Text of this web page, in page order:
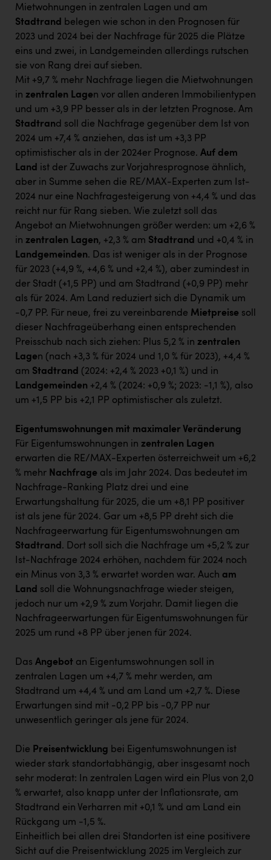
Mietwohnungen in zentralen Lagen und am
Stadtrand
belegen wie schon in den Prognosen für
2023 und 2024 bei der Nachfrage für 2025 die Plätze
eins und zwei, in Landgemeinden allerdings rutschen
sie von Rang drei auf sieben.
Mit +9,7 % mehr Nachfrage liegen die Mietwohnungen
in zentralen Lagen vor allen anderen Immobilientypen
und um +3,9 PP besser als in der letzten Prognose. Am
Stadtrand soll die Nachfrage gegenüber dem Ist von
2024 um +7,4 % anziehen, das ist um +3,3 PP
optimistischer als in der 2024er Prognose. Auf dem
Land ist der Zuwachs zur Vorjahresprognose ähnlich,
aber in Summe sehen die RE/MAX-Experten zum Ist-
2024 nur eine Nachfragesteigerung von +4,4 % und das
reicht nur für Rang sieben. Wie zuletzt soll das
Angebot an Mietwohnungen größer werden: um +2,6 %
in zentralen Lagen, +2,3 % am Stadtrand und +0,4 % in
Landgemeinden. Das ist weniger als in der Prognose
für 2023 (+4,9 %, +4,6 % und +2,4 %), aber zumindest in
der Stadt (+1,5 PP) und am Stadtrand (+0,9 PP) mehr
als für 2024. Am Land reduziert sich die Dynamik um
-0,7 PP. Für neue, frei zu vereinbarende Mietpreise soll
dieser Nachfrageüberhang einen entsprechenden
Preisschub nach sich ziehen: Plus 5,2 % in zentralen
Lagen (nach +3,3 % für 2024 und 1,0 % für 2023), +4,4 %
am Stadtrand (2024: +2,4 % 2023 +0,1 %) und in
Landgemeinden +2,4 % (2024: +0,9 %; 2023: -1,1 %), also
um +1,5 PP bis +2,1 PP optimistischer als zuletzt.
Eigentumswohnungen mit maximaler Veränderung
Für Eigentumswohnungen in zentralen Lagen
erwarten die RE/MAX-Experten österreichweit um +6,2
% mehr Nachfrage als im Jahr 2024. Das bedeutet im
Nachfrage-Ranking Platz drei und eine
Erwartungshaltung für 2025, die um +8,1 PP positiver
ist als jene für 2024. Gar um +8,5 PP dreht sich die
Nachfrageerwartung für Eigentumswohnungen am
Stadtrand . Dort soll sich die Nachfrage um +5,2 % zur
Ist-Nachfrage 2024 erhöhen, nachdem für 2024 noch
ein Minus von 3,3 % erwartet worden war. Auch am
Land soll die Wohnungsnachfrage wieder steigen,
jedoch nur um +2,9 % zum Vorjahr. Damit liegen die
Nachfrageerwartungen für Eigentumswohnungen für
2025 um rund +8 PP über jenen für 2024.
Das Angebot an Eigentumswohnungen soll in
zentralen Lagen um +4,7 % mehr werden, am
Stadtrand um +4,4 % und am Land um +2,7 %. Diese
Erwartungen sind mit -0,2 PP bis -0,7 PP nur
unwesentlich geringer als jene für 2024.
Die Preisentwicklung bei Eigentumswohnungen ist
wieder stark standortabhängig, aber insgesamt noch
sehr moderat: In zentralen Lagen wird ein Plus von 2,0
% erwartet, also knapp unter der Inflationsrate, am
Stadtrand ein Verharren mit +0,1 % und am Land ein
Rückgang um -1,5 %.
Einheitlich bei allen drei Standorten ist eine positivere
Sicht auf die Preisentwicklung 2025 im Vergleich zur